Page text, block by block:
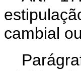
cambial